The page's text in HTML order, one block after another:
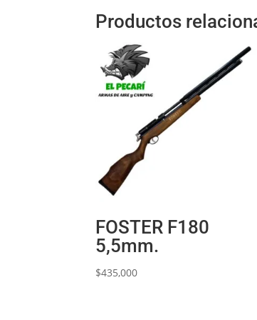
Productos
FOSTER F180
5,5mm.
$435,000